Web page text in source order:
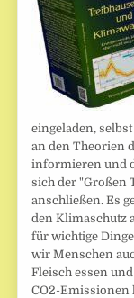
eingeladen,
an den Theorien
informieren und
sich der "Großen
anschließen. Es
den Klimaschutz
für wichtige
wir Menschen
Fleisch essen
CO2-Emissionen